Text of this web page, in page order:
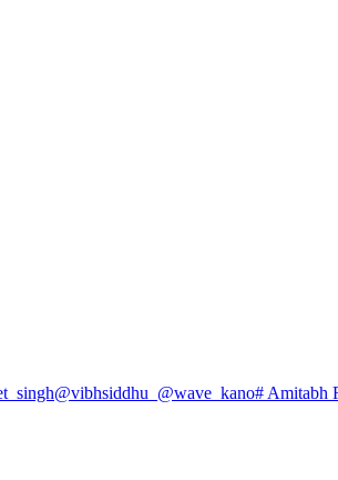
@vibhsiddhu_ @wave_kano# Amitabh